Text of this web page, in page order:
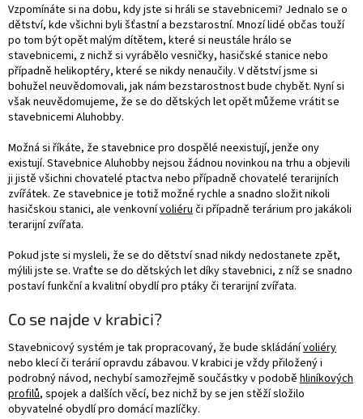
Vzpomínáte si na dobu, kdy jste si hráli se stavebnicemi? Jednalo se o
dětství, kde všichni byli šťastní a bezstarostní. Mnozí lidé občas touží
po tom být opět malým dítětem, které si neustále hrálo se
stavebnicemi, z nichž si vyrábělo vesničky, hasičské stanice nebo
případně helikoptéry, které se nikdy nenaučily. V dětství jsme si
bohužel neuvědomovali, jak nám bezstarostnost bude chybět. Nyní si
však neuvědomujeme, že se do dětských let opět můžeme vrátit se
stavebnicemi Aluhobby.
Možná si říkáte, že stavebnice pro dospělé neexistují, jenže ony
existují. Stavebnice Aluhobby nejsou žádnou novinkou na trhu a objevili
ji jistě všichni chovatelé ptactva nebo případně chovatelé terarijních
zvířátek. Ze stavebnice je totiž možné rychle a snadno složit nikoli
hasičskou stanici, ale venkovnívoliéru či případně terárium pro jakákoli
terarijní zvířata.
Pokud jste si mysleli, že se do dětství snad nikdy nedostanete zpět,
mýlili jste se. Vraťte se do dětských let díky stavebnici, z níž se snadno
postaví funkční a kvalitní obydlí pro ptáky či terarijní zvířata.
Co se najde v krabici?
Stavebnicový systém je tak propracovaný, že bude skládánívoliéry
nebo klecí či terárií opravdu zábavou. V krabici je vždy přiložený i
podrobný návod, nechybí samozřejmě součástky v podobě hliníkových
profilů, spojek a dalších věcí, bez nichž by se jen stěží složilo
obyvatelné obydlí pro domácí mazlíčky.